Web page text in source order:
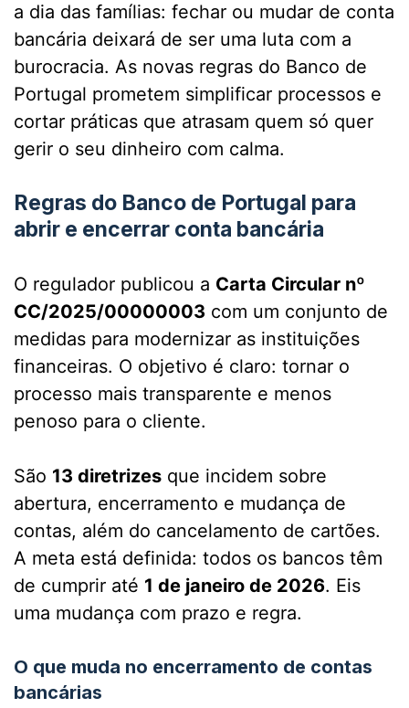
a dia das famílias: fechar ou mudar de conta
bancária deixará de ser uma luta com a
burocracia. As novas regras do Banco de
Portugal prometem simplificar processos e
cortar práticas que atrasam quem só quer
gerir o seu dinheiro com calma.
Regras do Banco de Portugal para
abrir e encerrar conta bancária
O regulador publicou a Carta Circular nº
CC/2025/00000003 com um conjunto de
medidas para modernizar as instituições
financeiras. O objetivo é claro: tornar o
processo mais transparente e menos
penoso para o cliente.
São 13 diretrizes que incidem sobre
abertura, encerramento e mudança de
contas, além do cancelamento de cartões.
A meta está definida: todos os bancos têm
de cumprir até 1 de janeiro de 2026. Eis
uma mudança com prazo e regra.
O que muda no encerramento de contas
bancárias